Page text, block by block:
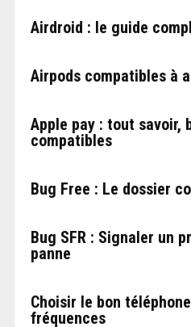
Airdroid : le guide
Airpods compatibles à
Apple pay : tout savoir,
compatibles
Bug Free : Le dossier
Bug SFR : Signaler un
panne
Choisir le bon
fréquences